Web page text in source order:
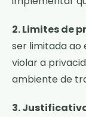
2. Limites de
ser limitada ao
violar a
ambiente de
3.